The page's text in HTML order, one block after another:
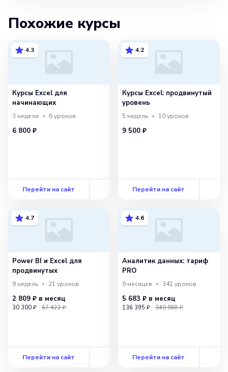
Похожие курсы
4.3
Курсы Excel для
начинающих
3 недели 6уроков
6 800 ₽
Перейти на сайт
4.2
Курсы Excel: продвинутый
уровень
5 недель 10уроков
9 500 ₽
Перейти на сайт
4.7
Power BI и Excel для
продвинутых
9 недель 21 уроков
2 809 ₽ в месяц
30 300 ₽ 67 422 ₽
Перейти на сайт
4.6
Аналитик данных: тариф
PRO
9 месяцев 341 уроков
5 683 ₽ в месяц
136 395 ₽ 340 988 ₽
Перейти на сайт